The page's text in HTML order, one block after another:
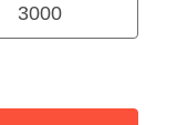
3000